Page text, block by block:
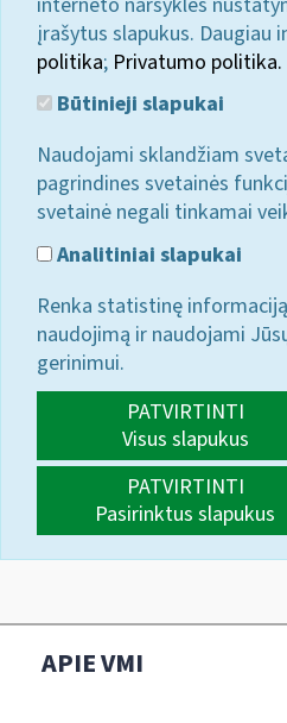
įrašytus slapukus. Daugiau
politika; Privatumo politika.
Būtinieji slapukai
Naudojami sklandžiam
pagrindines svetainės
svetainė negali tinkamai
Analitiniai slapukai
Renka statistinę
naudojimą ir naudojami
gerinimui.
PATVIRTINTI
Visus slapukus
PATVIRTINTI
Pasirinktus slapukus
APIE VMI